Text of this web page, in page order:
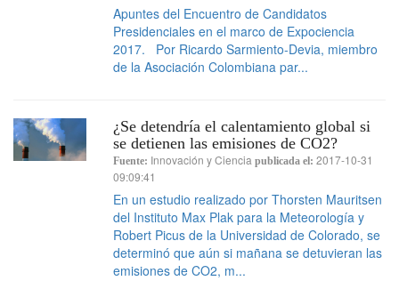
Apuntes del Encuentro de Candidatos
Presidenciales en el marco de Expociencia
2017. Por Ricardo Sarmiento-Devia, miembro
de la Asociación Colombiana par...
¿Se detendría el calentamiento global si
se detienen las emisiones de CO2?
Fuente: Innovación y Ciencia publicada el: 2017-10-31
09:09:41
En un estudio realizado por Thorsten Mauritsen
del Instituto Max Plak para la Meteorología y
Robert Picus de la Universidad de Colorado, se
determinó que aún si mañana se detuvieran las
emisiones de CO2, m...